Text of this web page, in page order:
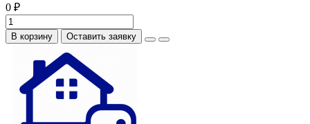
0 ₽
В корзину Оставить заявку